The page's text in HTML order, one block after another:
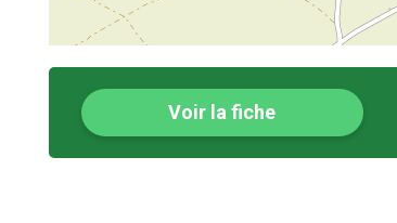
Voir la fiche